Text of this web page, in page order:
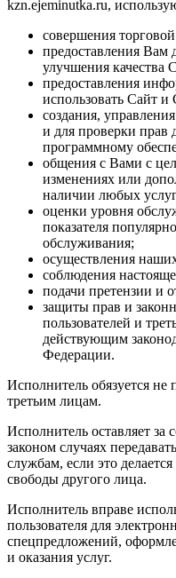
kzn.ejeminutka.ru,
совершения
предоставления Вам
улучшения качества
предоставления
использовать Сайт
создания,
и для проверки прав
программному
общения с Вами с
изменениях или
наличии любых
оценки уровня
показателя
обслуживания;
осуществления
соблюдения
подачи претензии и
защиты прав и
пользователей и
действующим
Федерации.
Исполнитель обязуется
третьим лицам.
Исполнитель оставляет
законом случаях
службам, если это
свободы другого лица.
Исполнитель вправе
пользователя для
спецпредложений,
и оказания услуг.